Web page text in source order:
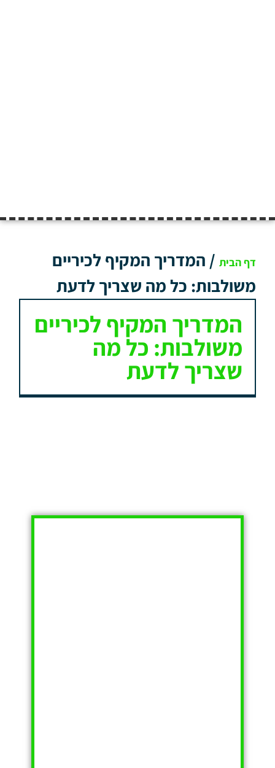
דף הבית / המדריך המקיף לכיריים
משולבות: כל מה שצריך לדעת
המדריך המקיף לכיריים
משולבות: כל מה
שצריך לדעת